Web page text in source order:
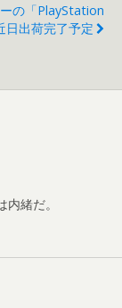
の「PlayStation
日出荷完了予定
緒だ。